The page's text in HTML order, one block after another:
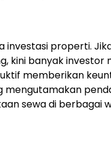
investasi properti.
kini banyak investor
memberikan
mengutamakan
sewa di berbagai